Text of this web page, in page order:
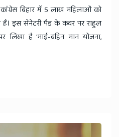
बिहार में 5 लाख महिलाओं को
है। इस सेनेटरी पैड के कवर पर राहुल
लिखा है 'माई-बहिन मान योजना,